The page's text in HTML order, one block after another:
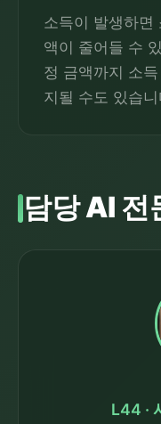
소득이 발생하면
액이 줄어들 수
정 금액까지 소
지될 수도 있습니
담당 AI 전
L44 ·